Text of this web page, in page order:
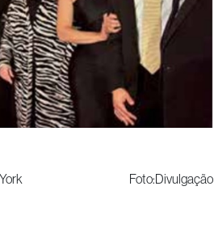
Nova York Foto:Divulgação